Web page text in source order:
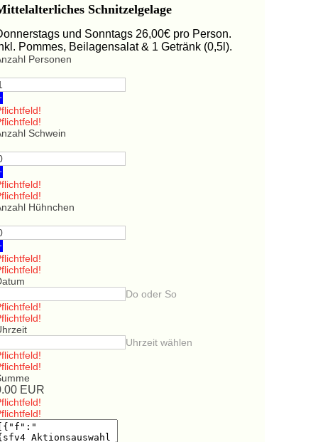
Schnitzelgelage
und Sonntags 26,00€ pro Person.
Pommes, Beilagensalat & 1 Getränk (0,5l).
Personen
Schwein
Hühnchen
Do oder So
Uhrzeit wählen
EUR